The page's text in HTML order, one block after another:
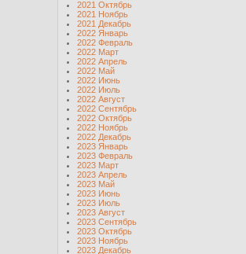
2021 Октябрь
2021 Ноябрь
2021 Декабрь
2022 Январь
2022 Февраль
2022 Март
2022 Апрель
2022 Май
2022 Июнь
2022 Июль
2022 Август
2022 Сентябрь
2022 Октябрь
2022 Ноябрь
2022 Декабрь
2023 Январь
2023 Февраль
2023 Март
2023 Апрель
2023 Май
2023 Июнь
2023 Июль
2023 Август
2023 Сентябрь
2023 Октябрь
2023 Ноябрь
2023 Декабрь